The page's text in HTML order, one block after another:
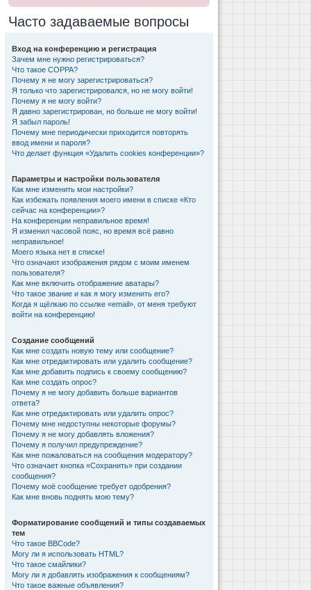
Часто задаваемые вопросы
Вход на конференцию и регистрация
Зачем мне нужно регистрироваться?
Что такое COPPA?
Почему я не могу зарегистрироваться?
Я только что зарегистрировался, но не могу войти!
Почему я не могу войти?
Я давно зарегистрирован, но больше не могу войти!
Я забыл пароль!
Почему мне периодически приходится повторять
ввод имени и пароля?
Что делает функция «Удалить cookies конференции»?
Параметры и настройки пользователя
Как мне изменить мои настройки?
Как избежать появления моего имени в списке «Кто
сейчас на конференции»?
На конференции неправильное время!
Я изменил часовой пояс, но время всё равно
неправильное!
Моего языка нет в списке!
Что означают изображения рядом с моим именем
пользователя?
Как мне включить отображение аватары?
Что такое звание и как я могу изменить его?
Когда я щёлкаю по ссылке «email», от меня требуют
войти на конференцию!
Создание сообщений
Как мне создать новую тему или сообщение?
Как мне отредактировать или удалить сообщение?
Как мне добавить подпись к своему сообщению?
Как мне создать опрос?
Почему я не могу добавить больше вариантов
ответа?
Как мне отредактировать или удалить опрос?
Почему мне недоступны некоторые форумы?
Почему я не могу добавлять вложения?
Почему я получил предупреждение?
Как мне пожаловаться на сообщения модератору?
Что означает кнопка «Сохранить» при создании
сообщения?
Почему моё сообщение требует одобрения?
Как мне вновь поднять мою тему?
Форматирование сообщений и типы создаваемых
тем
Что такое BBCode?
Могу ли я использовать HTML?
Что такое смайлики?
Могу ли я добавлять изображения к сообщениям?
Что такое важные объявления?